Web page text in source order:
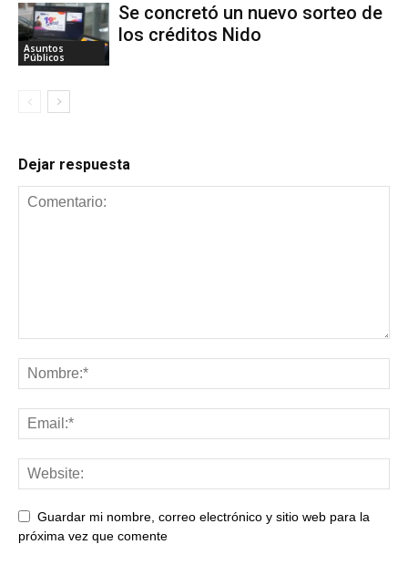
Asuntos
Públicos
Se concretó un nuevo sorteo de
los créditos Nido
Dejar respuesta
Guardar mi nombre, correo electrónico y sitio web para la
próxima vez que comente